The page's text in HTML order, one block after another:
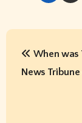
P
When was
News